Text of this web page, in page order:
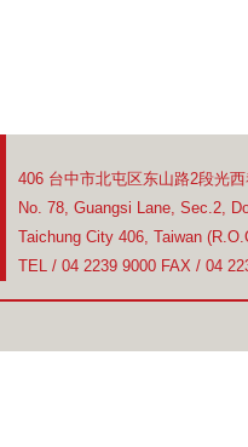
406 台中市北屯区东山路2段光
No. 78, Guangsi Lane, Sec.2,
Taichung City 406, Taiwan
TEL / 04 2239 9000 FAX / 04